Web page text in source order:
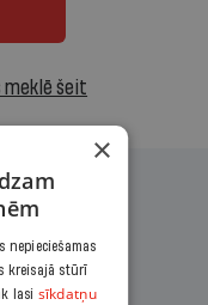
meklē šeit
×
nepieciešamas
kreisajā stūrī
lasi sīkdatņu